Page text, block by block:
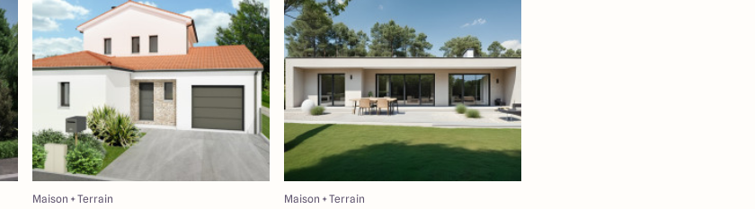
Maison + Terrain Maison + Terrain